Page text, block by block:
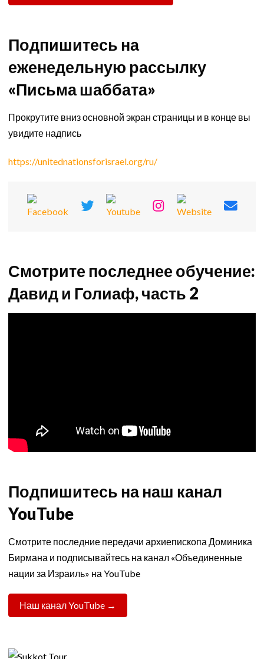
Подпишитесь на
еженедельную рассылку
«Письма шаббата»
Прокрутите вниз основной экран страницы и в конце вы
увидите надпись
https://unitednationsforisrael.org/ru/
Смотрите последнее обучение:
Давид и Голиаф, часть 2
Подпишитесь на наш канал
YouTube
Смотрите последние передачи архиепископа Доминика
Бирмана и подписывайтесь на канал «Объединенные
нации за Израиль» на YouTube
Наш канал YouTube →